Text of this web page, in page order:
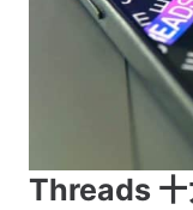
Threads 十